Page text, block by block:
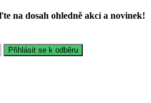
na dosah ohledně akcí a novinek!